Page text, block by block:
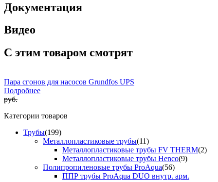
Документация
Видео
С этим товаром смотрят
Пара сгонов для насосов Grundfos UPS
Подробнее
руб.
Категории товаров
Трубы(199)
Металлопластиковые трубы(11)
Металлопластиковые трубы FV THERM(2)
Металлопластиковые трубы Henco(9)
Полипропиленовые трубы ProAqua(56)
ППР трубы ProAqua DUO внутр. арм.